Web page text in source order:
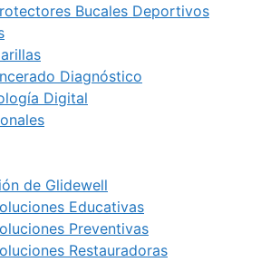
Bucales Deportivos
Diagnóstico
Digital
de Glidewell
Educativas
Preventivas
Restauradoras